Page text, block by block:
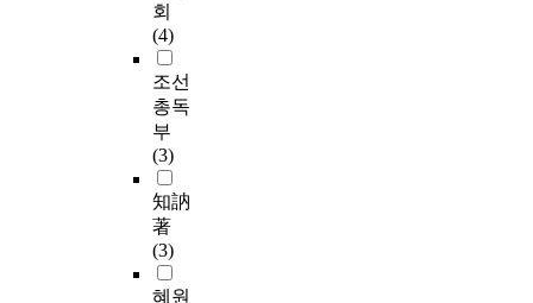
회
(4)
조선
총독
부
(3)
知訥
著
(3)
혜원